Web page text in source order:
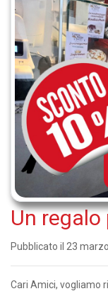
Un regalo
Pubblicato il 23
Cari Amici, vogliamo